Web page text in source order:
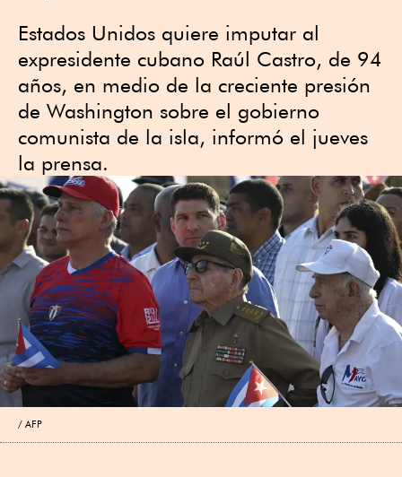
Estados Unidos quiere imputar al
expresidente cubano Raúl Castro, de 94
años, en medio de la creciente presión
de Washington sobre el gobierno
comunista de la isla, informó el jueves
la prensa.
AFP